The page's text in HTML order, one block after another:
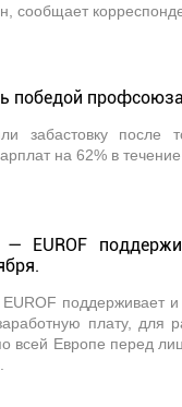
сообщает
победой профсоюза
забастовку после
на 62% в
— EUROF
поддерживает
плату, для
всей Европе перед